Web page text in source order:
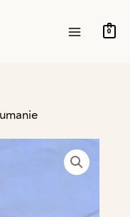
MENU
0